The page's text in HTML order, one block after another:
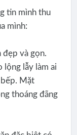
tin mình thu
mình:
đẹp và gọn.
lẫy làm ai
Mặt
thoáng đãng